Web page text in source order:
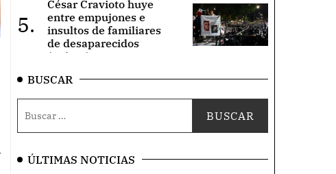
5.
César Cravioto huye
entre empujones e
insultos de familiares
de desaparecidos
(Videos) ..
BUSCAR
ÚLTIMAS NOTICIAS